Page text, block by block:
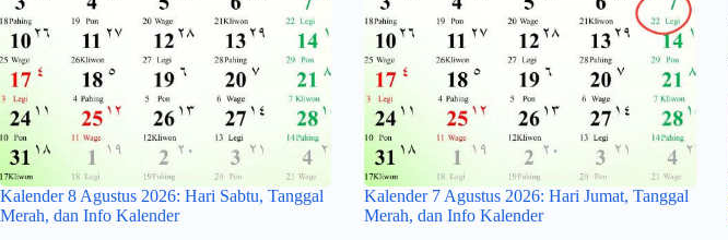
Kalender 8 Agustus 2026: Hari Sabtu, Tanggal
Merah, dan Info Kalender
Kalender 7 Agustus 2026: Hari Jumat, Tanggal
Merah, dan Info Kalender